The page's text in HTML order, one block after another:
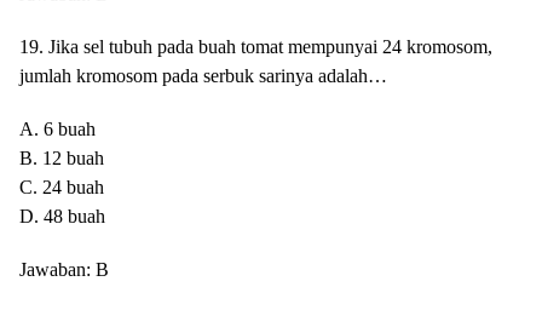
19. Jika sel tubuh pada buah tomat mempunyai 24 kromosom,
jumlah kromosom pada serbuk sarinya adalah…
A. 6 buah
B. 12 buah
C. 24 buah
D. 48 buah
Jawaban: B